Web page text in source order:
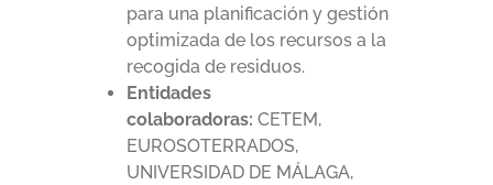
para una planificación y gestión
optimizada de los recursos a la
recogida de residuos.
Entidades
colaboradoras:CETEM,
EUROSOTERRADOS,
UNIVERSIDAD DE MÁLAGA,